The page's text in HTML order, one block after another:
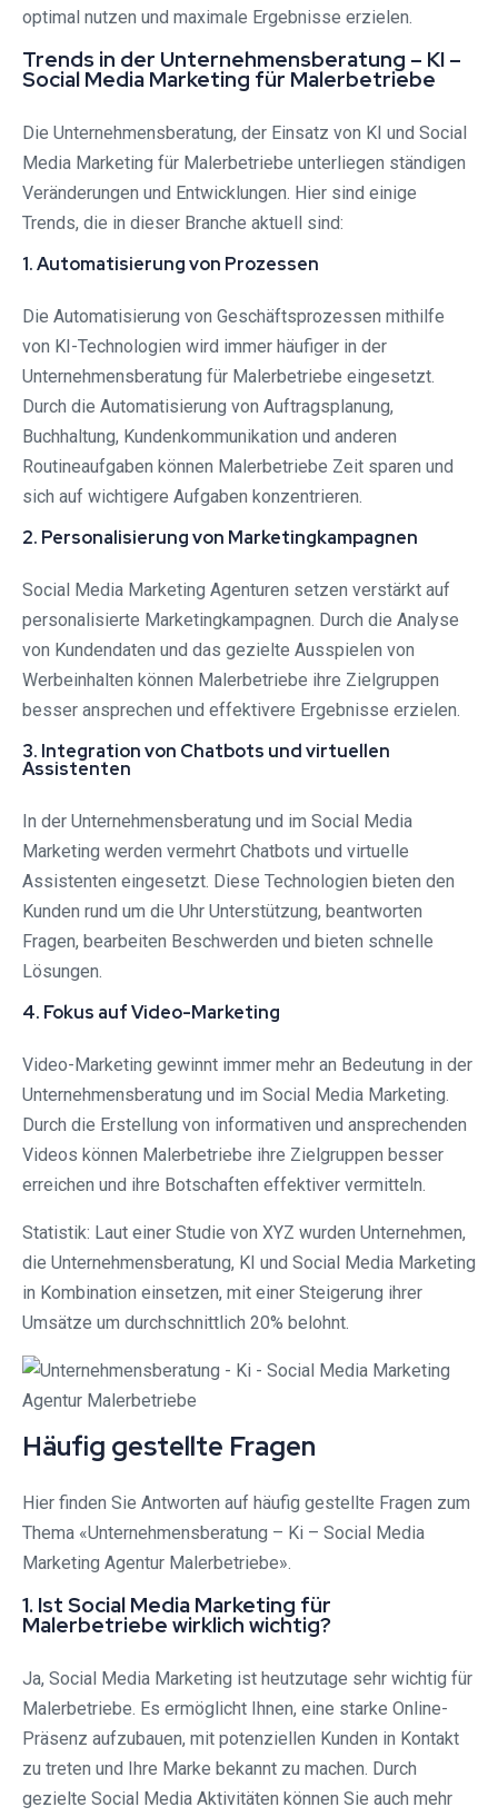
optimal nutzen und maximale Ergebnisse erzielen.
Trends in der Unternehmensberatung – KI –
Social Media Marketing für Malerbetriebe
Die Unternehmensberatung, der Einsatz von KI und Social
Media Marketing für Malerbetriebe unterliegen ständigen
Veränderungen und Entwicklungen. Hier sind einige
Trends, die in dieser Branche aktuell sind:
1. Automatisierung von Prozessen
Die Automatisierung von Geschäftsprozessen mithilfe
von KI-Technologien wird immer häufiger in der
Unternehmensberatung für Malerbetriebe eingesetzt.
Durch die Automatisierung von Auftragsplanung,
Buchhaltung, Kundenkommunikation und anderen
Routineaufgaben können Malerbetriebe Zeit sparen und
sich auf wichtigere Aufgaben konzentrieren.
2. Personalisierung von Marketingkampagnen
Social Media Marketing Agenturen setzen verstärkt auf
personalisierte Marketingkampagnen. Durch die Analyse
von Kundendaten und das gezielte Ausspielen von
Werbeinhalten können Malerbetriebe ihre Zielgruppen
besser ansprechen und effektivere Ergebnisse erzielen.
3. Integration von Chatbots und virtuellen
Assistenten
In der Unternehmensberatung und im Social Media
Marketing werden vermehrt Chatbots und virtuelle
Assistenten eingesetzt. Diese Technologien bieten den
Kunden rund um die Uhr Unterstützung, beantworten
Fragen, bearbeiten Beschwerden und bieten schnelle
Lösungen.
4. Fokus auf Video-Marketing
Video-Marketing gewinnt immer mehr an Bedeutung in der
Unternehmensberatung und im Social Media Marketing.
Durch die Erstellung von informativen und ansprechenden
Videos können Malerbetriebe ihre Zielgruppen besser
erreichen und ihre Botschaften effektiver vermitteln.
Statistik: Laut einer Studie von XYZ wurden Unternehmen,
die Unternehmensberatung, KI und Social Media Marketing
in Kombination einsetzen, mit einer Steigerung ihrer
Umsätze um durchschnittlich 20% belohnt.
Häufig gestellte Fragen
Hier finden Sie Antworten auf häufig gestellte Fragen zum
Thema «Unternehmensberatung – Ki – Social Media
Marketing Agentur Malerbetriebe».
1. Ist Social Media Marketing für
Malerbetriebe wirklich wichtig?
Ja, Social Media Marketing ist heutzutage sehr wichtig für
Malerbetriebe. Es ermöglicht Ihnen, eine starke Online-
Präsenz aufzubauen, mit potenziellen Kunden in Kontakt
zu treten und Ihre Marke bekannt zu machen. Durch
gezielte Social Media Aktivitäten können Sie auch mehr